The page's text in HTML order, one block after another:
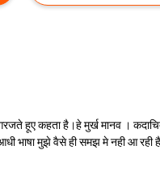
हूए कहता है।हे मुर्ख मानव ।
भाषा मुझे वैसे ही समझ मे नही आ रही